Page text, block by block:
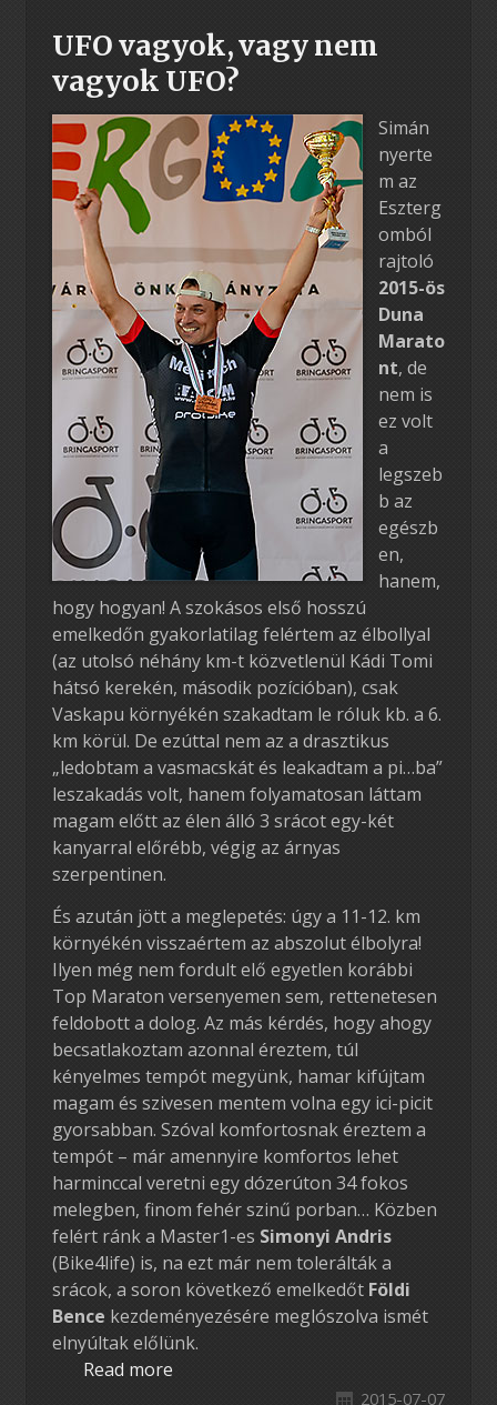
UFO vagyok, vagy nem
vagyok UFO?
Simán
nyerte
m az
Eszterg
omból
rajtoló
2015-ös
Duna
Marato
nt, de
nem is
ez volt
a
legszeb
b az
egészb
en,
hanem,
hogy hogyan! A szokásos első hosszú
emelkedőn gyakorlatilag felértem az élbollyal
(az utolsó néhány km-t közvetlenül Kádi Tomi
hátsó kerekén, második pozícióban), csak
Vaskapu környékén szakadtam le róluk kb. a 6.
km körül. De ezúttal nem az a drasztikus
„ledobtam a vasmacskát és leakadtam a pi…ba”
leszakadás volt, hanem folyamatosan láttam
magam előtt az élen álló 3 srácot egy-két
kanyarral előrébb, végig az árnyas
szerpentinen.
És azután jött a meglepetés: úgy a 11-12. km
környékén visszaértem az abszolut élbolyra!
Ilyen még nem fordult elő egyetlen korábbi
Top Maraton versenyemen sem, rettenetesen
feldobott a dolog. Az más kérdés, hogy ahogy
becsatlakoztam azonnal éreztem, túl
kényelmes tempót megyünk, hamar kifújtam
magam és szivesen mentem volna egy ici-picit
gyorsabban. Szóval komfortosnak éreztem a
tempót – már amennyire komfortos lehet
harminccal veretni egy dózerúton 34 fokos
melegben, finom fehér szinű porban… Közben
felért ránk a Master1-es Simonyi Andris
(Bike4life) is, na ezt már nem tolerálták a
srácok, a soron következő emelkedőt Földi
Bence kezdeményezésére meglószolva ismét
elnyúltak előlünk.
Read more
2015-07-07